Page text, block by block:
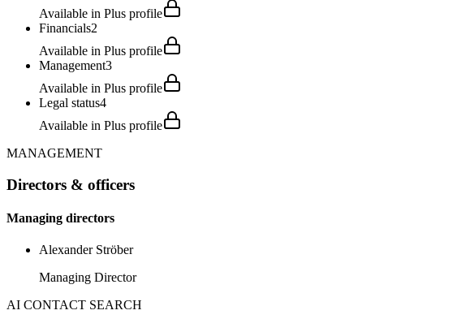
Available in Plus profile
Financials2
Available in Plus profile
Management3
Available in Plus profile
Legal status4
Available in Plus profile
MANAGEMENT
Directors & officers
Managing directors
Alexander Ströber
Managing Director
AI CONTACT SEARCH